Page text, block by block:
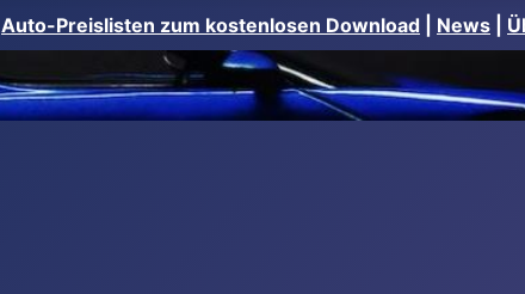
Auto-Preislisten zum kostenlosen Download News